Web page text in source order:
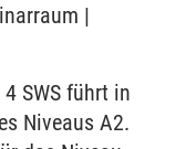
|
SWS führt in
Niveaus A2.